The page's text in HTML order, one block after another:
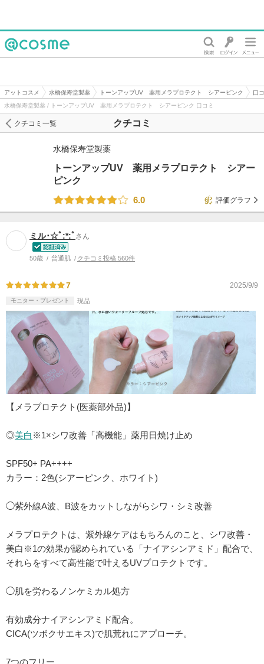
アットコスメ 水橋保寿堂製薬 トーンアップUV 薬用メラプロテクト シアーピンク
口
水橋保寿堂製薬 / トーンアップUV 薬用メラプロテクト シアーピンク 口コミ
クチコミ
クチコミ一覧
水橋保寿堂製薬
トーンアップUV 薬用メラプロテクト シアー
ピンク
6.0
評価グラフ
ミル･☆ﾟ:*:ﾟ さん
50歳 普通肌 クチコミ投稿 560件
7 2025/9/9
モニター・プレゼント 現品
【メラプロテクト(医薬部外品)】
◎美白 ※1×シワ改善「高機能」薬用日焼け止め
SPF50+ PA++++
カラー：2色(シアーピンク、ホワイト)
◯紫外線A波、B波をカットしながらシワ・シミ改善
メラプロテクトは、紫外線ケアはもちろんのこと、シワ改善・
美白※1の効果が認められている「ナイアシンアミド」配合で、
それらをすべて高性能で叶えるUVプロテクトです。
◯肌を労わるノンケミカル処方
有効成分ナイアシンアミド配合。
CICA(ツボクサエキス)で肌荒れにアプローチ。
7つのフリー